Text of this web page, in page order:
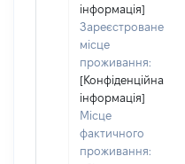
інформація]
Зареєстроване
місце
проживання:
[Конфіденційна
інформація]
Місце
фактичного
проживання: